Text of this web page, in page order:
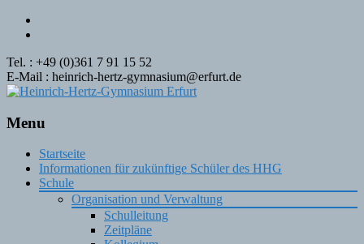
Tel. : +49 (0)361 7 91 15 52
E-Mail : heinrich-hertz-gymnasium@erfurt.de
Menu
Skip
content
Startseite
Informationen für zukünftige Schüler des HHG
Schule
Organisation und Verwaltung
Schulleitung
Zeitpläne